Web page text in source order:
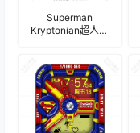
Superman
Kryptonian超人联
盘.clock